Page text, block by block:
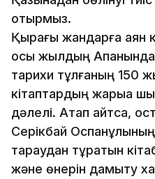
отырмыз.
Қырағы жандарға аян
осы жылдың
тарихи тұлғаның 150
кітаптардың жарыққа
дәлелі. Атап айтсақ,
Серікбай
тараудан тұратын
және өнерін дамыту